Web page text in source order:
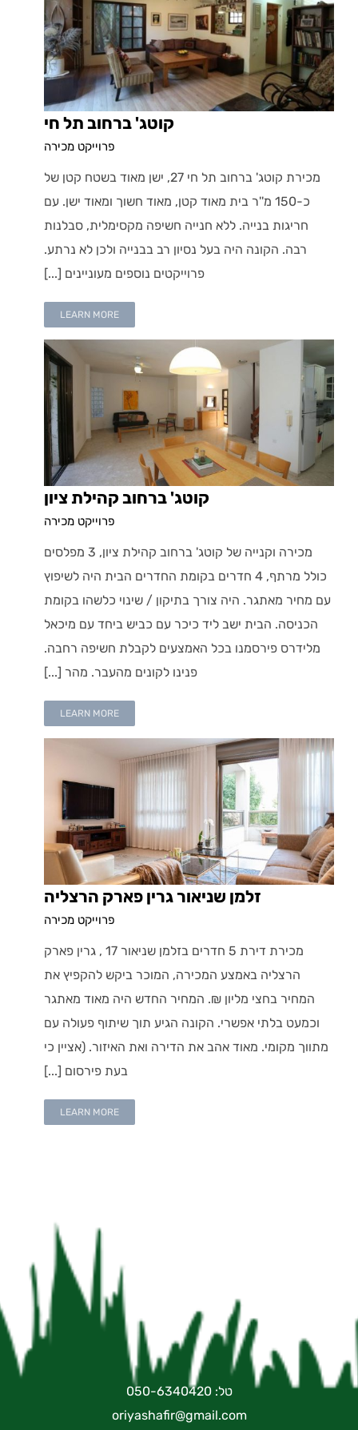
קוטג' ברחוב תל חי
פרוייקט מכירה
מכירת קוטג' ברחוב תל חי 27, ישן מאוד בשטח קטן של
כ-150 מ''ר בית מאוד קטן, מאוד חשוך ומאוד ישן. עם
חריגות בנייה. ללא חנייה חשיפה מקסימלית, סבלנות
רבה. הקונה היה בעל נסיון רב בבנייה ולכן לא נרתע.
פרוייקטים נוספים מעוניינים [...]
LEARN MORE
קוטג' ברחוב קהילת ציון
פרוייקט מכירה
מכירה וקנייה של קוטג' ברחוב קהילת ציון, 3 מפלסים
כולל מרתף, 4 חדרים בקומת החדרים הבית היה לשיפוץ
עם מחיר מאתגר. היה צורך בתיקון / שינוי כלשהו בקומת
הכניסה. הבית ישב ליד כיכר עם כביש ביחד עם מיכאל
מלידרס פירסמנו בכל האמצעים לקבלת חשיפה רחבה.
פנינו לקונים מהעבר. מהר [...]
LEARN MORE
זלמן שניאור גרין פארק הרצליה
פרוייקט מכירה
מכירת דירת 5 חדרים בזלמן שניאור 17 , גרין פארק
הרצליה באמצע המכירה, המוכר ביקש להקפיץ את
המחיר בחצי מליון ₪. המחיר החדש היה מאוד מאתגר
וכמעט בלתי אפשרי. הקונה הגיע תוך שיתוף פעולה עם
מתווך מקומי. מאוד אהב את הדירה ואת האיזור. (אציין כי
בעת פירסום [...]
LEARN MORE
טל: 050-6340420
oriyashafir@gmail.com